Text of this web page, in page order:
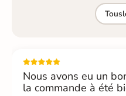
Tous
Nous avons eu un
la commande à été